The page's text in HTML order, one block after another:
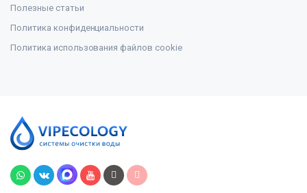
Полезные статьи
Политика конфиденциальности
Политика использования файлов cookie